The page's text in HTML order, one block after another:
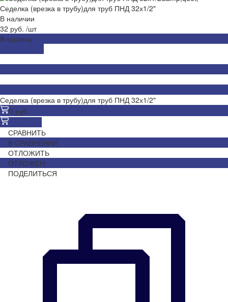
Седелка (врезка в трубу)для труб ПНД 32х1/2"
В наличии
32 руб. /шт
В корзину
Седелка (врезка в трубу)для труб ПНД 32х1/2"
0 руб.
СРАВНИТЬ
В СРАВНЕНИИ
ОТЛОЖИТЬ
ОТЛОЖЕН
ПОДЕЛИТЬСЯ